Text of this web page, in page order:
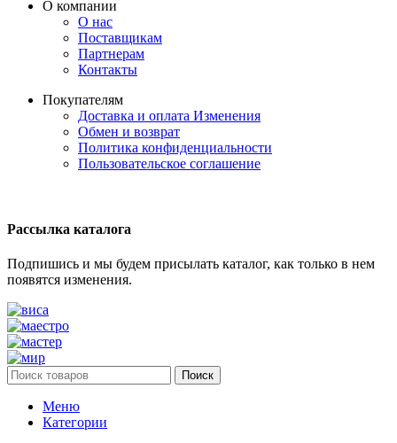
О компании
О нас
Поставщикам
Партнерам
Контакты
Покупателям
Доставка и оплата Изменения
Обмен и возврат
Политика конфиденциальности
Пользовательское соглашение
Рассылка каталога
Подпишись и мы будем присылать каталог, как только в нем
появятся изменения.
Поиск
Меню
Категории